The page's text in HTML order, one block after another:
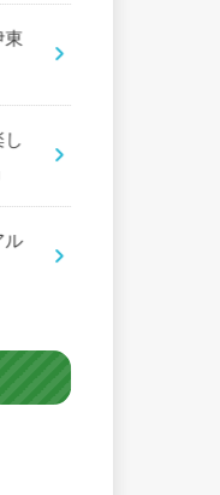
東
し
ル